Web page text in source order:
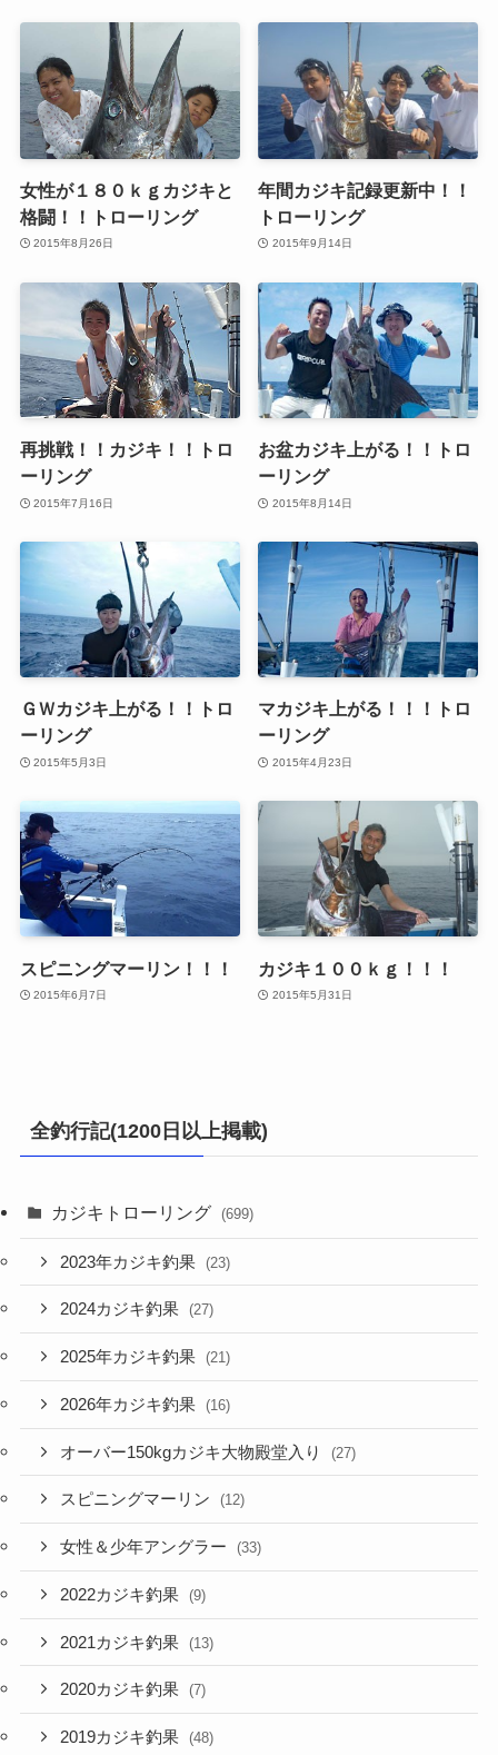
女性が１８０ｋｇカジキと
格闘！！トローリング
2015年8月26日
年間カジキ記録更新中！！
トローリング
2015年9月14日
再挑戦！！カジキ！！トロ
ーリング
2015年7月16日
お盆カジキ上がる！！トロ
ーリング
2015年8月14日
ＧＷカジキ上がる！！トロ
ーリング
2015年5月3日
マカジキ上がる！！！トロ
ーリング
2015年4月23日
スピニングマーリン！！！
2015年6月7日
カジキ１００ｋｇ！！！
2015年5月31日
全釣行記(1200日以上掲載)
カジキトローリング (699)
2023年カジキ釣果 (23)
2024カジキ釣果 (27)
2025年カジキ釣果 (21)
2026年カジキ釣果 (16)
オーバー150kgカジキ大物殿堂入り (27)
スピニングマーリン (12)
女性＆少年アングラー (33)
2022カジキ釣果 (9)
2021カジキ釣果 (13)
2020カジキ釣果 (7)
2019カジキ釣果 (48)